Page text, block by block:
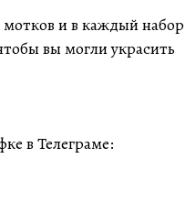
и в каждый набор
вы могли украсить
в Телеграме: